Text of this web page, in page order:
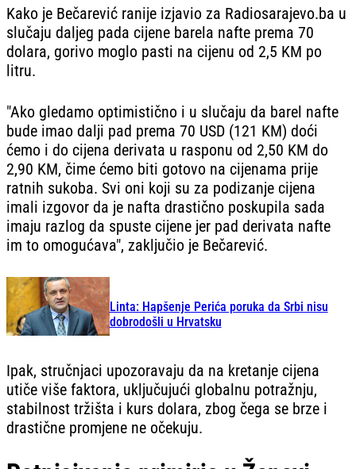
Kako je Bečarević ranije izjavio za Radiosarajevo.ba u
slučaju daljeg pada cijene barela nafte prema 70
dolara, gorivo moglo pasti na cijenu od 2,5 KM po
litru.
"Ako gledamo optimistično i u slučaju da barel nafte
bude imao dalji pad prema 70 USD (121 KM) doći
ćemo i do cijena derivata u rasponu od 2,50 KM do
2,90 KM, čime ćemo biti gotovo na cijenama prije
ratnih sukoba. Svi oni koji su za podizanje cijena
imali izgovor da je nafta drastično poskupila sada
imaju razlog da spuste cijene jer pad derivata nafte
im to omogućava", zaključio je Bečarević.
Linta: Hapšenje Perića poruka da Srbi nisu
dobrodošli u Hrvatsku
Ipak, stručnjaci upozoravaju da na kretanje cijena
utiče više faktora, uključujući globalnu potražnju,
stabilnost tržišta i kurs dolara, zbog čega se brze i
drastične promjene ne očekuju.